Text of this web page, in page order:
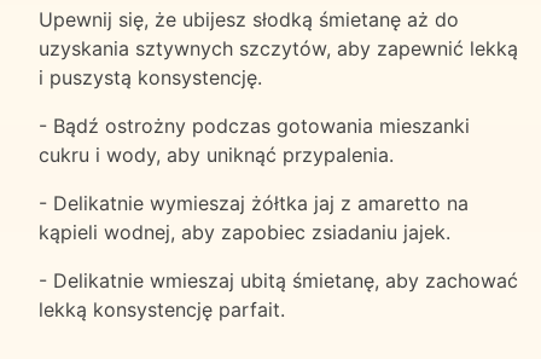
Upewnij się, że ubijesz słodką śmietanę aż do
uzyskania sztywnych szczytów, aby zapewnić lekką
i puszystą konsystencję.
- Bądź ostrożny podczas gotowania mieszanki
cukru i wody, aby uniknąć przypalenia.
- Delikatnie wymieszaj żółtka jaj z amaretto na
kąpieli wodnej, aby zapobiec zsiadaniu jajek.
- Delikatnie wmieszaj ubitą śmietanę, aby zachować
lekką konsystencję parfait.